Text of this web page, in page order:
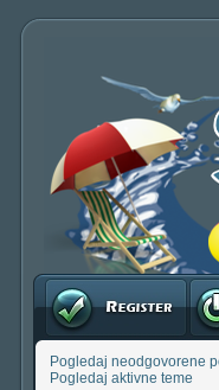
Registruj se
Pogledaj neodgovorene
Pogledaj aktivne teme